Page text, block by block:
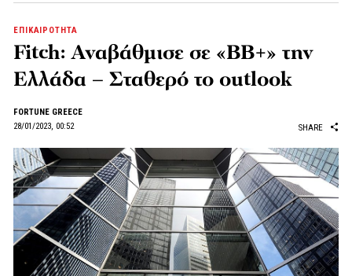
ΕΠΙΚΑΙΡΟΤΗΤΑ
Fitch: Αναβάθμισε σε «BB+» την
Ελλάδα – Σταθερό το outlook
FORTUNE GREECE
28/01/2023, 00:52
SHARE